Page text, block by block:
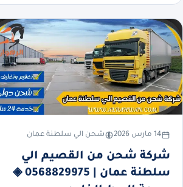
14 مارس 2026 شحن الي سلطنة عمان
شركة شحن من القصيم الي
سلطنة عمان | 0568829975 ◈